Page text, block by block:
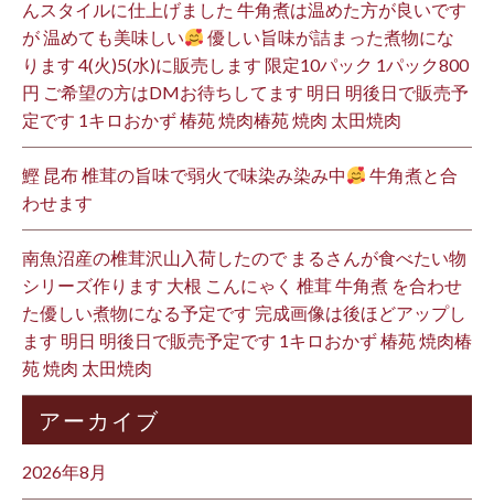
んスタイルに仕上げました 牛角煮は温めた方が良いです
が 温めても美味しい
優しい旨味が詰まった煮物にな
ります 4(火)5(水)に販売します 限定10パック 1パック800
円 ご希望の方はDMお待ちしてます 明日 明後日で販売予
定です 1キロおかず 椿苑 焼肉椿苑 焼肉 太田焼肉
鰹 昆布 椎茸の旨味で弱火で味染み染み中
牛角煮と合
わせます
南魚沼産の椎茸沢山入荷したので まるさんが食べたい物
シリーズ作ります 大根 こんにゃく 椎茸 牛角煮 を合わせ
た優しい煮物になる予定です 完成画像は後ほどアップし
ます 明日 明後日で販売予定です 1キロおかず 椿苑 焼肉椿
苑 焼肉 太田焼肉
アーカイブ
2026年8月